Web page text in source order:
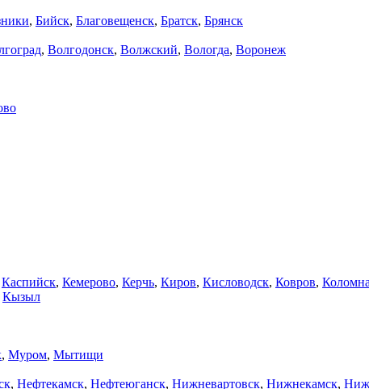
, Бийск, Благовещенск, Братск, Брянск
, Волгодонск, Волжский, Вологда, Воронеж
Каспийск, Кемерово, Керчь, Киров, Кисловодск, Ковров, Коломна
Кызыл
, Муром, Мытищи
, Нефтекамск, Нефтеюганск, Нижневартовск, Нижнекамск,